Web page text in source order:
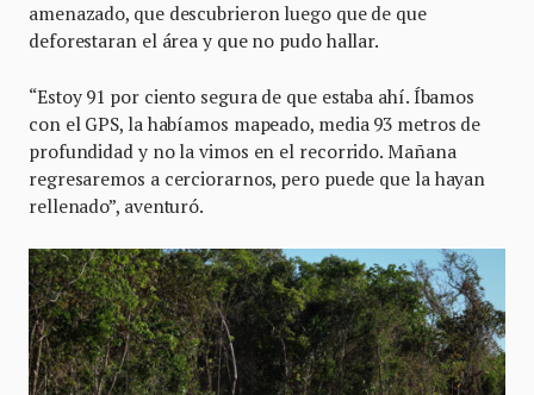
amenazado, que descubrieron luego que de que
deforestaran el área y que no pudo hallar.
“Estoy 91 por ciento segura de que estaba ahí. Íbamos
con el GPS, la habíamos mapeado, media 93 metros de
profundidad y no la vimos en el recorrido. Mañana
regresaremos a cerciorarnos, pero puede que la hayan
rellenado”, aventuró.